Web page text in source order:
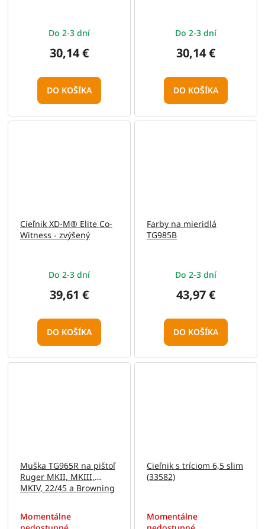
Do 2-3 dní
30,14 €
DO KOŠÍKA
Do 2-3 dní
30,14 €
DO KOŠÍKA
Cieľnik XD-M® Elite Co-
Witness - zvýšený
Do 2-3 dní
39,61 €
DO KOŠÍKA
Farby na mieridlá
TG985B
Do 2-3 dní
43,97 €
DO KOŠÍKA
Muška TG965R na pištoľ
Ruger MKII, MKIII,
MKIV, 22/45 a Browning
Momentálne
Cieľnik s tríciom 6,5 slim
(33582)
Momentálne